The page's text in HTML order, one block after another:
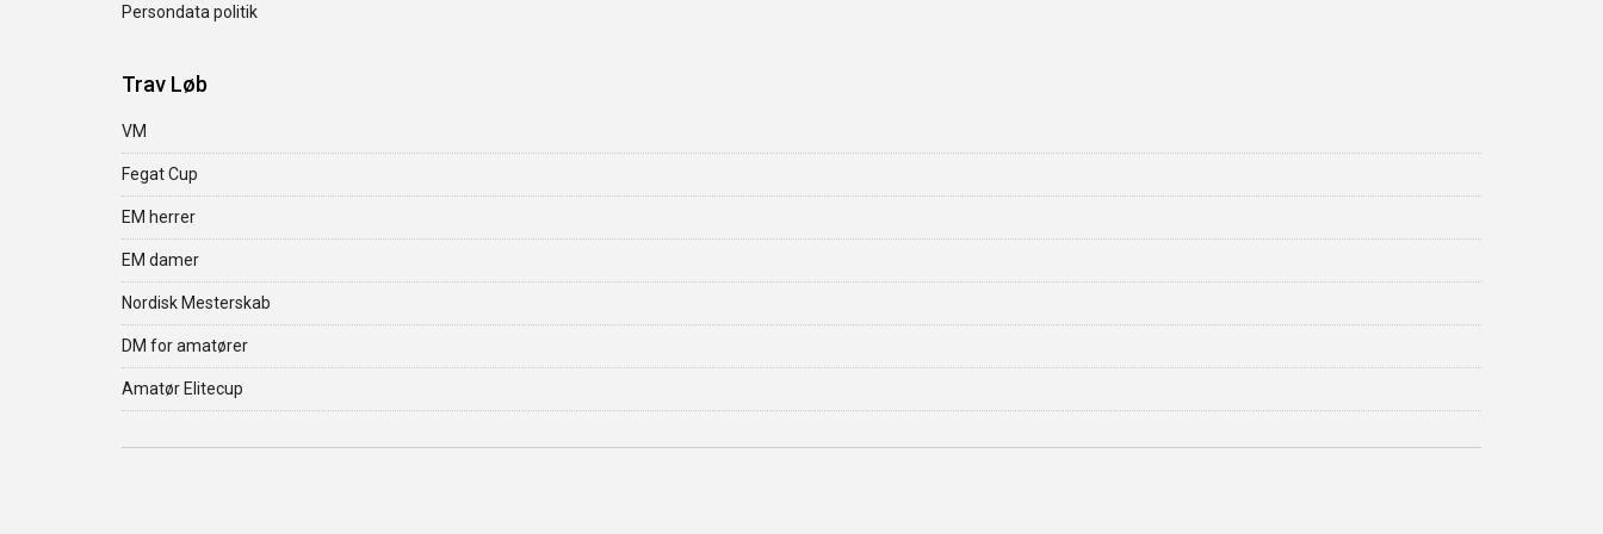
Persondata politik
Trav Løb
VM
Fegat Cup
EM herrer
EM damer
Nordisk Mesterskab
DM for amatører
Amatør Elitecup